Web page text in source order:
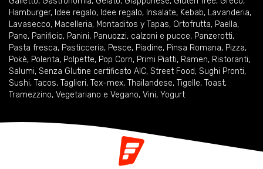
Hamburger, Idee regalo, Idee regalo, Insalate, Kebab, Lavanderia,
Lavasecco, Macelleria, Montaditos y Tapas, Ortofrutta, Paella,
Pane, Panificio, Panini, Panuozzi, calzoni e pucce, Panzerotti,
Pasta fresca, Pasticceria, Pesce, Piadine, Pinsa Romana, Pizza,
Pokè, Polenta, Polpette, Pop Corn, Primi Piatti, Ramen, Ristoranti,
Salumi, Senza Glutine certificato AIC, Street Food, Sughi Pronti,
Sushi, Tacos, Taglieri, Tex-mex, Thailandese, Tigelle, Toast,
Tramezzino, Vegetariano e Vegano, Vini, Yogurt